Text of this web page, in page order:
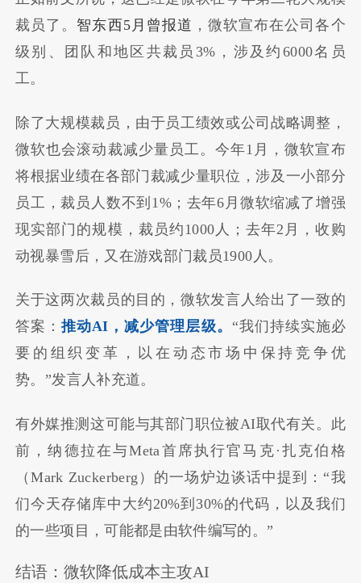
裁员了。 智东西5月曾报道 ，微软宣布在公司各个
级别、团队和地区共裁员3%，涉及约6000名员
工。
除了大规模裁员，由于员工绩效或公司战略调整，
微软也会滚动裁减少量员工。今年1月，微软宣布
将根据业绩在各部门裁减少量职位，涉及一小部分
员工，裁员人数不到1%；去年6月微软缩减了增强
现实部门的规模，裁员约1000人；去年2月，收购
动视暴雪后，又在游戏部门裁员1900人。
关于这两次裁员的目的，微软发言人给出了一致的
答案：推动AI，减少管理层级。 “我们持续实施必
要的组织变革，以在动态市场中保持竞争优
势。”发言人补充道。
有外媒推测这可能与其部门职位被AI取代有关。此
前，纳德拉在与Meta首席执行官马克·扎克伯格
（Mark Zuckerberg）的一场炉边谈话中提到：“我
们今天存储库中大约20%到30%的代码，以及我们
的一些项目，可能都是由软件编写的。”
结语：微软降低成本主攻AI